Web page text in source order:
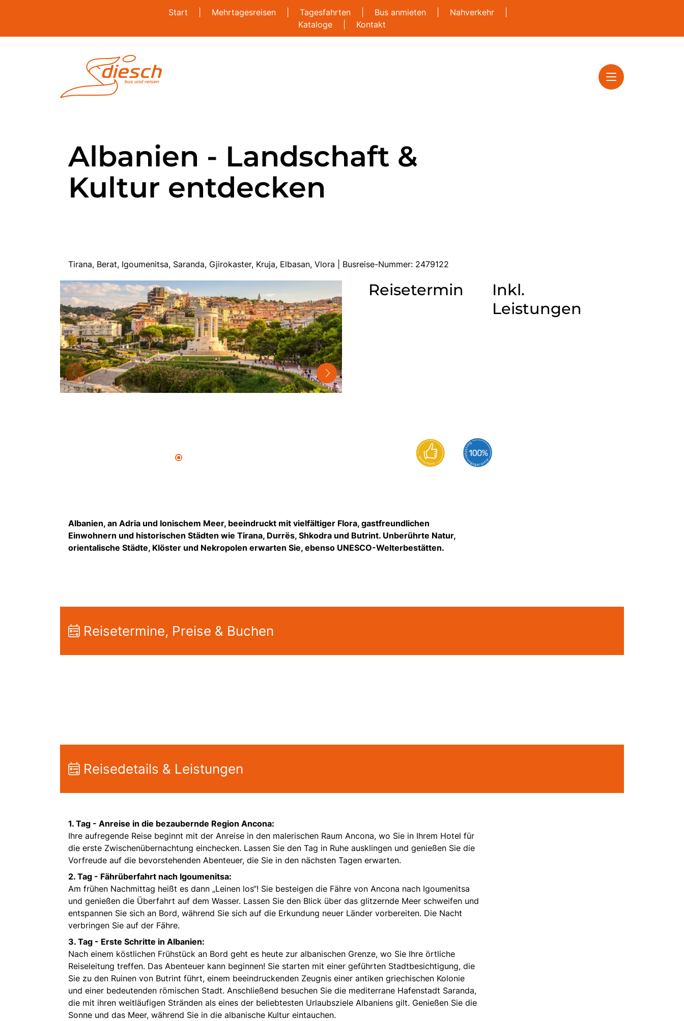
Start Mehrtagesreisen Tagesfahrten Bus anmieten Nahverkehr
Kataloge
Kontakt
Albanien - Landschaft &
Kultur entdecken
Tirana, Berat, Igoumenitsa, Saranda, Gjirokaster, Kruja, Elbasan, Vlora | Busreise-Nummer: 2479122
Reisetermin
Inkl.
Leistungen
Albanien, an Adria und Ionischem Meer, beeindruckt mit vielfältiger Flora, gastfreundlichen
Einwohnern und historischen Städten wie Tirana, Durrës, Shkodra und Butrint. Unberührte Natur,
orientalische Städte, Klöster und Nekropolen erwarten Sie, ebenso UNESCO-Welterbestätten.
Reisetermine, Preise & Buchen
Reisedetails & Leistungen
1. Tag - Anreise in die bezaubernde Region Ancona:
Ihre aufregende Reise beginnt mit der Anreise in den malerischen Raum Ancona, wo Sie in Ihrem Hotel für
die erste Zwischenübernachtung einchecken. Lassen Sie den Tag in Ruhe ausklingen und genießen Sie die
Vorfreude auf die bevorstehenden Abenteuer, die Sie in den nächsten Tagen erwarten.
2. Tag - Fährüberfahrt nach Igoumenitsa:
Am frühen Nachmittag heißt es dann „Leinen los“! Sie besteigen die Fähre von Ancona nach Igoumenitsa
und genießen die Überfahrt auf dem Wasser. Lassen Sie den Blick über das glitzernde Meer schweifen und
entspannen Sie sich an Bord, während Sie sich auf die Erkundung neuer Länder vorbereiten. Die Nacht
verbringen Sie auf der Fähre.
3. Tag - Erste Schritte in Albanien:
Nach einem köstlichen Frühstück an Bord geht es heute zur albanischen Grenze, wo Sie Ihre örtliche
Reiseleitung treffen. Das Abenteuer kann beginnen! Sie starten mit einer geführten Stadtbesichtigung, die
Sie zu den Ruinen von Butrint führt, einem beeindruckenden Zeugnis einer antiken griechischen Kolonie
und einer bedeutenden römischen Stadt. Anschließend besuchen Sie die mediterrane Hafenstadt Saranda,
die mit ihren weitläufigen Stränden als eines der beliebtesten Urlaubsziele Albaniens gilt. Genießen Sie die
Sonne und das Meer, während Sie in die albanische Kultur eintauchen.